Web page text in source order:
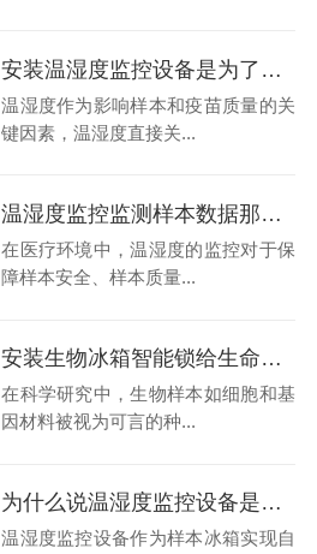
安装温湿度监控设备是为了让样本以及疫苗安全“宅家”吗?26.5.4
温湿度作为影响样本和疫苗质量的关
键因素，温湿度直接关...
温湿度监控监测样本数据那温湿度阈值怎么设置?报警机制如何启动呢?26.4.24
在医疗环境中，温湿度的监控对于保
障样本安全、样本质量...
安装生物冰箱智能锁给生命科学的"种子”们上把锁它能做什么?26.4.15
在科学研究中，生物样本如细胞和基
因材料被视为可言的种...
为什么说温湿度监控设备是样本冰箱实现自动记录温湿度数据的核心技术保障?26.4.9
温湿度监控设备作为样本冰箱实现自